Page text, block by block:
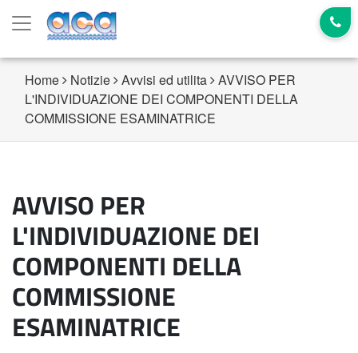
Home Notizie Avvisi ed utilita
AVVISO PER
L'INDIVIDUAZIONE DEI COMPONENTI DELLA
COMMISSIONE ESAMINATRICE
AVVISO PER
L'INDIVIDUAZIONE DEI
COMPONENTI DELLA
COMMISSIONE
ESAMINATRICE